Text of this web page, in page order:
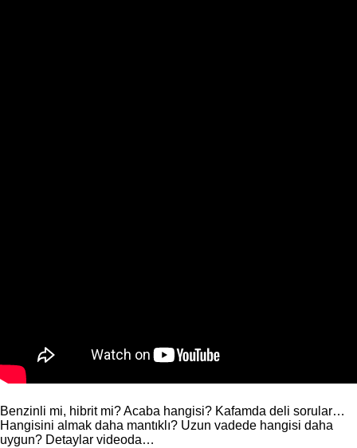
Benzinli mi, hibrit mi? Acaba hangisi? Kafamda deli sorular…
Hangisini almak daha mantıklı? Uzun vadede hangisi daha
uygun? Detaylar videoda…